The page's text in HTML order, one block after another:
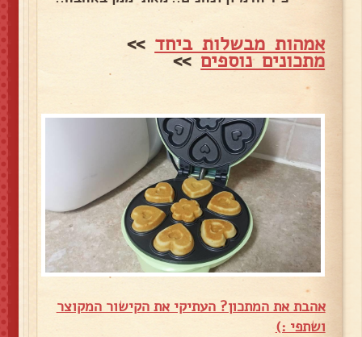
אמהות מבשלות ביחד >>
מתכונים נוספים>>
אהבת את המתכון? העתיקי את הקישור המקוצר
ושתפי :)